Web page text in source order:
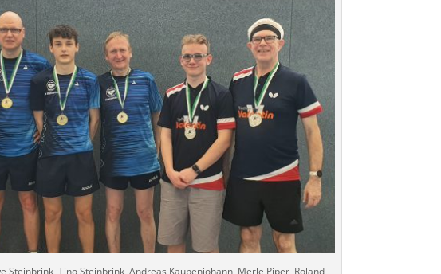
Steinbrink, Tino Steinbrink, Andreas Kaupenjohann, Merle Piper, Roland